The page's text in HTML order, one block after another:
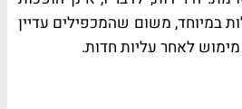
במיוחד, משום שהמכפילים עדיין
לאחר עליות חדות.